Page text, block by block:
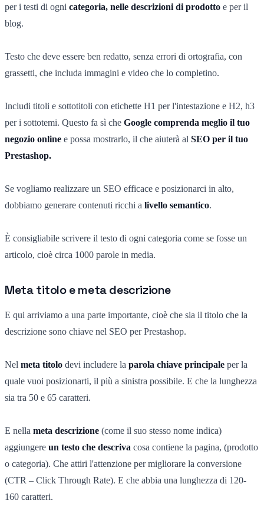
per i testi di ogni categoria, nelle descrizioni di prodotto e per il
blog.
Testo che deve essere ben redatto, senza errori di ortografia, con
grassetti, che includa immagini e video che lo completino.
Includi titoli e sottotitoli con etichette H1 per l'intestazione e H2, h3
per i sottotemi. Questo fa sì che Google comprenda meglio il tuo
negozio online e possa mostrarlo, il che aiuterà al SEO per il tuo
Prestashop.
Se vogliamo realizzare un SEO efficace e posizionarci in alto,
dobbiamo generare contenuti ricchi a livello semantico.
È consigliabile scrivere il testo di ogni categoria come se fosse un
articolo, cioè circa 1000 parole in media.
Meta titolo e meta descrizione
E qui arriviamo a una parte importante, cioè che sia il titolo che la
descrizione sono chiave nel SEO per Prestashop.
Nel meta titolo devi includere la parola chiave principale per la
quale vuoi posizionarti, il più a sinistra possibile. E che la lunghezza
sia tra 50 e 65 caratteri.
E nella meta descrizione (come il suo stesso nome indica)
aggiungere un testo che descriva cosa contiene la pagina, (prodotto
o categoria). Che attiri l'attenzione per migliorare la conversione
(CTR – Click Through Rate). E che abbia una lunghezza di 120-
160 caratteri.